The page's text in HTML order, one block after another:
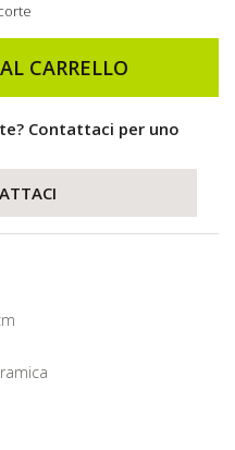
CARRELLO
Contattaci per uno